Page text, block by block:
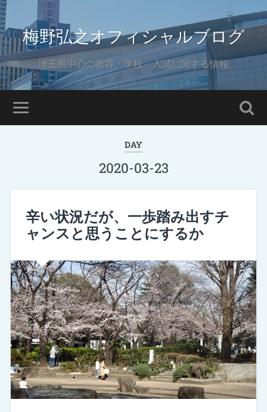
梅野弘之オフィシャルブログ
埼玉県中心の教育・学校・入試に関する情報
DAY
2020-03-23
辛い状況だが、一歩踏み出すチ
ャンスと思うことにするか